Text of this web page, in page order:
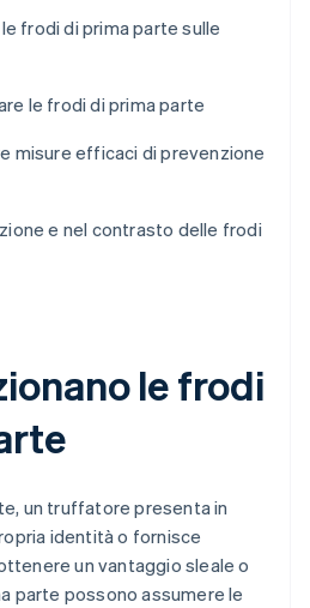
frodi di prima parte sulle
le frodi di prima parte
misure efficaci di prevenzione
e nel contrasto delle frodi
le frodi
un truffatore presenta in
identità o fornisce
un vantaggio sleale o
parte possono assumere le